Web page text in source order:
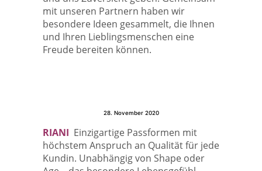
mit unseren Partnern haben wir
besondere Ideen gesammelt, die Ihnen
und Ihren Lieblingsmenschen eine
Freude bereiten können.
28. November 2020
RIANI Einzigartige Passformen mit
höchstem Anspruch an Qualität für jede
Kundin. Unabhängig von Shape oder